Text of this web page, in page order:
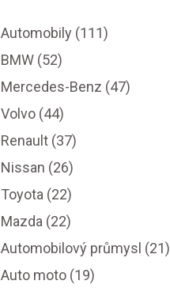
Automobily (111)
BMW (52)
Mercedes-Benz (47)
Volvo (44)
Renault (37)
Nissan (26)
Toyota (22)
Mazda (22)
Automobilový průmysl (21)
Auto moto (19)